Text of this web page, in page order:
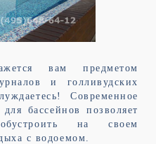
вам предметом
и голливудских
Современное
бассейнов позволяет
на своем
с водоемом.